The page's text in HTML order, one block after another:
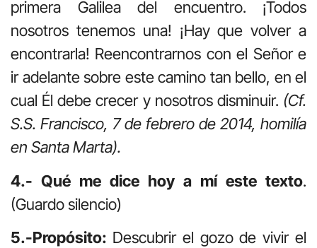
primera Galilea del encuentro. ¡Todos
nosotros tenemos una! ¡Hay que volver a
encontrarla! Reencontrarnos con el Señor e
ir adelante sobre este camino tan bello, en el
cual Él debe crecer y nosotros disminuir. (Cf.
S.S. Francisco, 7 de febrero de 2014, homilía
en Santa Marta).
4.- Qué me dice hoy a mí este texto.
(Guardo silencio)
5.-Propósito: Descubrir el gozo de vivir el